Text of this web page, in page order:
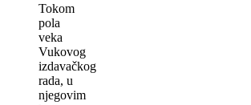
Tokom
pola
veka
Vukovog
izdavačkog
rada, u
njegovim